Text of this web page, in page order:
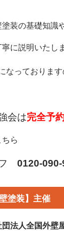
装の基礎知識
に説明いたし
なっておりま
会は完全予
ら
0120-
塗装】主催
団法人全国外壁